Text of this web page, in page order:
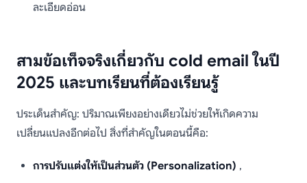
ละเอียดอ่อน
สามข้อเท็จจริงเกี่ยวกับ cold email ในปี
2025 และบทเรียนที่ต้องเรียนรู้
ประเด็นสำคัญ: ปริมาณเพียงอย่างเดียวไม่ช่วยให้เกิดความ
เปลี่ยนแปลงอีกต่อไป สิ่งที่สำคัญในตอนนี้คือ:
การปรับแต่งให้เป็นส่วนตัว (Personalization) ,